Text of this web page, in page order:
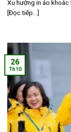
Xu hướng in áo khoác
[Đọc tiếp...]
26
Th10